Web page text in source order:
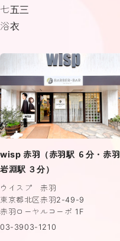
七五三
浴衣
wisp 赤羽（赤羽駅 ６分・赤羽
岩淵駅 ３分）
ウイスプ 赤羽
東京都北区赤羽2-49-9
赤羽ローヤルコーポ 1F
03-3903-1210